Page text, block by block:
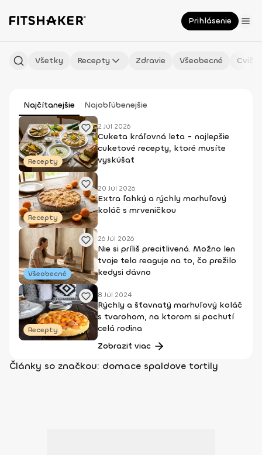
Prihlásenie
Všetky Recepty Zdravie Všeobecné
Najčítanejšie Najobľúbenejšie
Recepty
2 Júl 2026
Cuketa kráľovná leta - najlepšie
cuketové recepty, ktoré musíte
vyskúšať
Recepty
20 Júl 2026
Extra ľahký a rýchly marhuľový
koláč s mrveničkou
Všeobecné
26 Júl 2026
Nie si príliš precitlivená. Možno len
tvoje telo reaguje na to, čo prežilo
kedysi dávno
Recepty
8 Júl 2024
Rýchly a šťavnatý marhuľový koláč
s tvarohom, na ktorom si pochutí
celá rodina
Zobraziť viac
Články so značkou: domace spaldove tortily